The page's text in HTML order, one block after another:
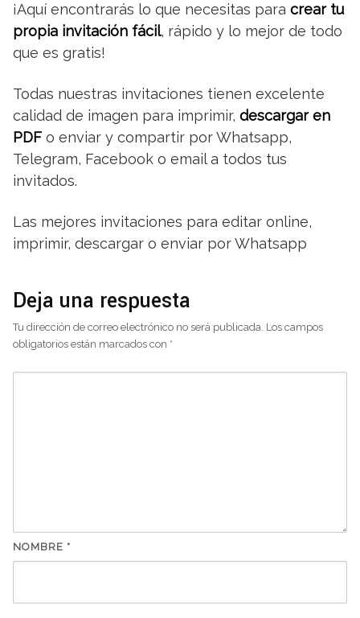
¡Aquí encontrarás lo que necesitas para crear tu
propia invitación fácil, rápido y lo mejor de todo
que es gratis!
Todas nuestras invitaciones tienen excelente
calidad de imagen para imprimir, descargar en
PDF o enviar y compartir por Whatsapp,
Telegram, Facebook o email a todos tus
invitados.
Las mejores invitaciones para editar online,
imprimir, descargar o enviar por Whatsapp
Deja una respuesta
Tu dirección de correo electrónico no será publicada. Los campos
obligatorios están marcados con *
NOMBRE *